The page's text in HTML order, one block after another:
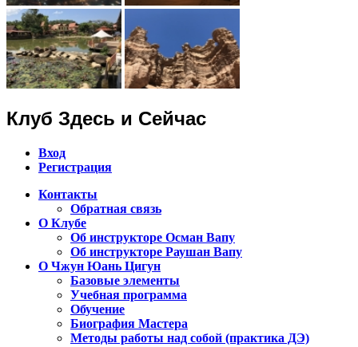
Клуб Здесь и Сейчас
Вход
Регистрация
Клуб Чжун Юань Цигун в городах
Алматы, Астана, Павлодар,
Петропавловск, Экибастуз, Бишкек…
Контакты
Обратная связь
О Клубе
Об инструкторе Осман Вапу
Об инструкторе Раушан Вапу
О Чжун Юань Цигун
Базовые элементы
Учебная программа
Обучение
Биография Мастера
Методы работы над собой (практика ДЭ)